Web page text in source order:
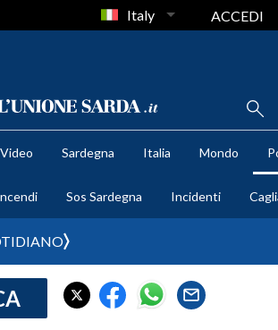
Italy ACCEDI
Video Sardegna Italia Mondo
Sos Sardegna Incidenti